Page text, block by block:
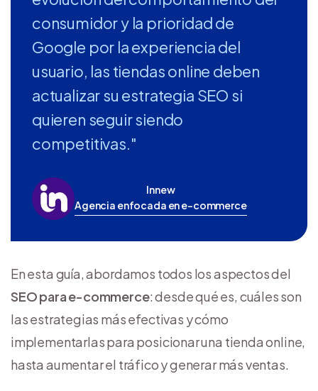
consumidor y la prioridad de
Google por la experiencia del
usuario, las tiendas online deben
actualizar su estrategia SEO si
quieren seguir siendo
competitivas."
Innew
Agencia enfocada en e-commerce
En esta guía, abordamos todos los aspectos del
SEO para e-commerce: desde qué es, cuáles son
las estrategias más efectivas y cómo
implementarlas para posicionar una tienda online,
hasta aumentar el tráfico y generar más ventas.